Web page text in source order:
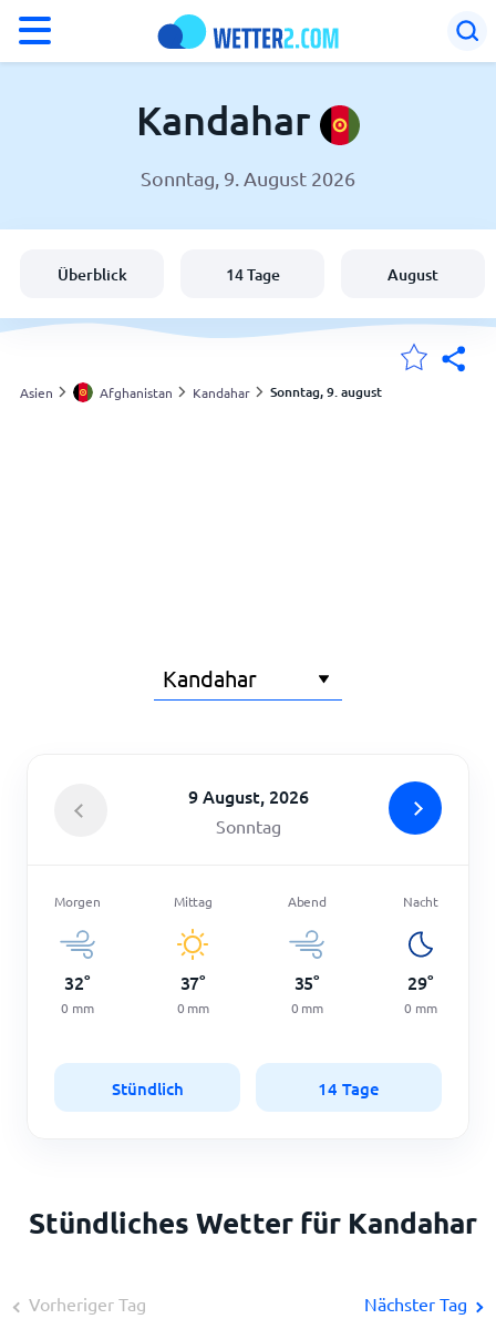
Wetter in Kandahar
Schweiz
Deutschland
Kandahar
Sonntag, 9. August 2026
Überblick 14 Tage August
Asien Afghanistan Kandahar Sonntag, 9. august
9 August, 2026
Sonntag
Morgen
32°
0 mm
Mittag
37°
0 mm
Abend
35°
0 mm
Nacht
29°
0 mm
Stündlich 14 Tage
Stündliches Wetter für Kandahar
Vorheriger Tag Nächster Tag